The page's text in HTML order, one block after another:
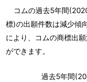
コムの過去5年間
標)の出願件数は減少傾
により、コムの商標出
ができます。
過去5年間